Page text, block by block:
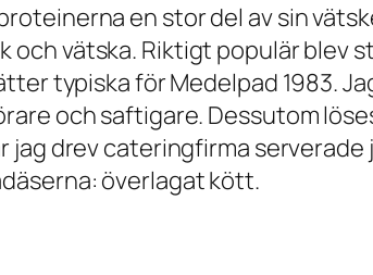
en stor del av sin
vätska. Riktigt populär blev
typiska för Medelpad 1983.
och saftigare. Dessutom
jag drev cateringfirma
överlagat kött.